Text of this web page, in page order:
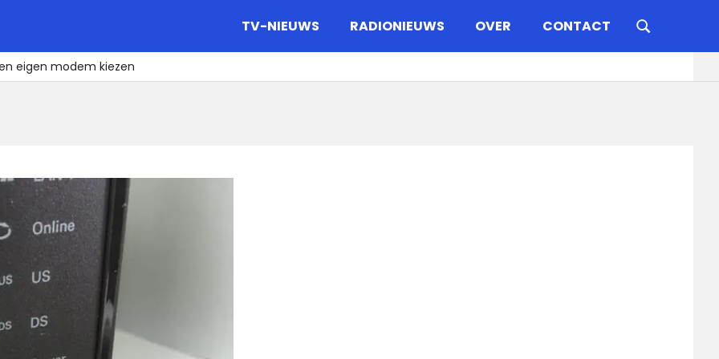
TV-NIEUWS RADIONIEUWS OVER CONTACT
eigen modem kiezen